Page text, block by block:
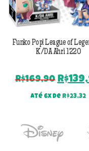
Funko Pop! League of
K/DA Ahri 1220
R$169,90 O
preço
R$
Até 6x de R$23,32